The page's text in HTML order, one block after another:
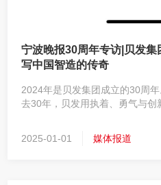
宁波晚报30周年专访|贝发
写中国智造的传奇
2024年是贝发集团成立的30周
去30年，贝发用执着、勇气与
联五洲四洋。
2025-01-01 媒体报道